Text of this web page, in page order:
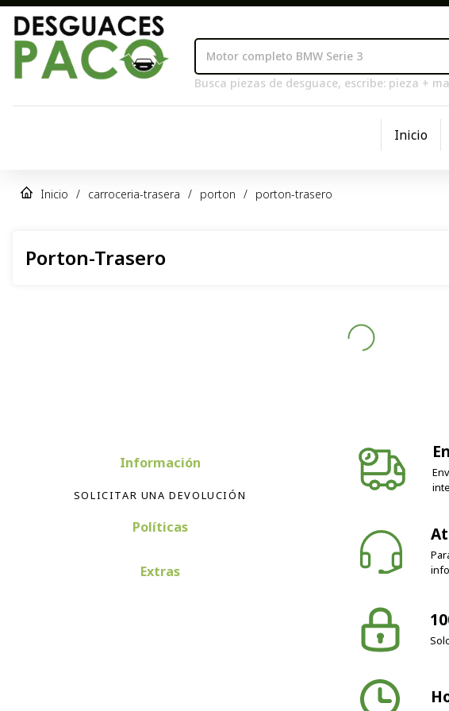
Busca piezas de desguace, escribe: pieza +
Inicio
Inicio / carroceria-trasera / porton / porton-trasero
Porton-Trasero
Información
SOLICITAR UNA DEVOLUCIÓN
Políticas
Extras